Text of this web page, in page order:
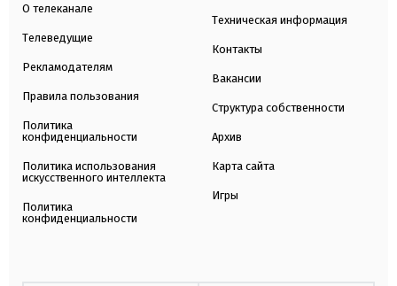
О телеканале
Телеведущие
Рекламодателям
Правила пользования
Политика
конфиденциальности
Политика использования
искусственного интеллекта
Политика
конфиденциальности
Техническая информация
Контакты
Вакансии
Структура собственности
Архив
Карта сайта
Игры